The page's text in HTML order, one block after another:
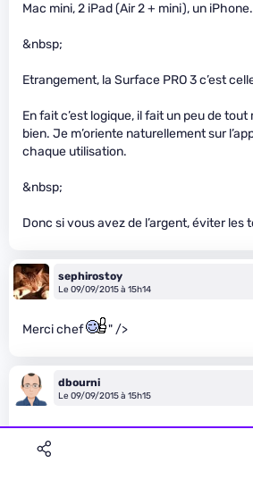
Mac mini, 2 iPad (Air 2 + mini), un iPhone.
&nbsp;
Etrangement, la Surface PRO 3 c’est
En fait c’est logique, il fait un peu de
bien. Je m’oriente naturellement sur
chaque utilisation.
&nbsp;
Donc si vous avez de l’argent, éviter les
sephirostoy
Le 09/09/2015 à 15h14
Merci chef " />
dbourni
Le 09/09/2015 à 15h15
Oui, car je recherchais un portable
Je n’ai pas de portable perso (un iMac)